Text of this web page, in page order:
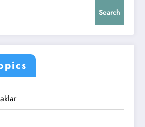
Ekim 2025
Haberleri
Search